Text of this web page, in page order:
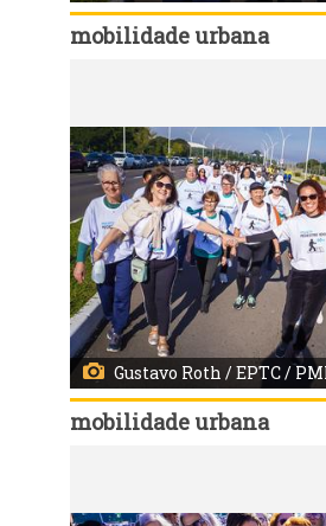
mobilidade urbana
Gustavo Roth / EPTC /
mobilidade urbana